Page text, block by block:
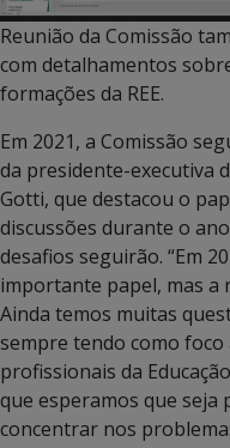
Reunião da Comissão
com detalhamentos
formações da REE.
Em 2021, a Comissão
da presidente-executiva
Gotti, que destacou o
discussões durante o
desafios seguirão. “Em
importante papel, mas a
Ainda temos muitas
sempre tendo como foco
profissionais da
que esperamos que
concentrar nos